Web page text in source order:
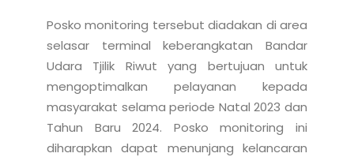
Posko monitoring tersebut diadakan di area
selasar terminal keberangkatan Bandar
Udara Tjilik Riwut yang bertujuan untuk
mengoptimalkan pelayanan kepada
masyarakat selama periode Natal 2023 dan
Tahun Baru 2024. Posko monitoring ini
diharapkan dapat menunjang kelancaran